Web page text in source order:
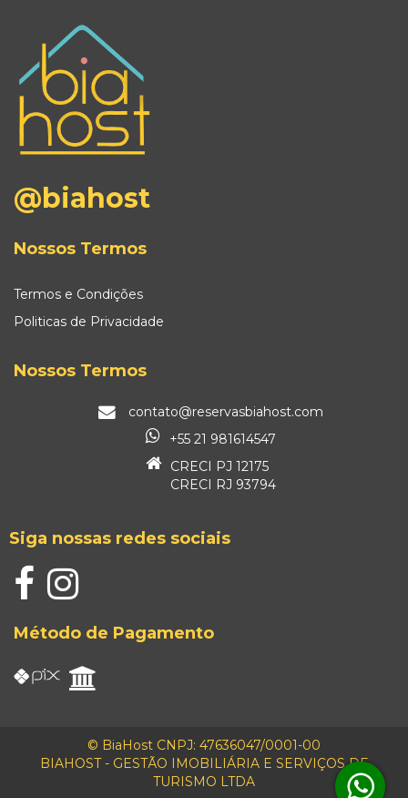
@biahost
Nossos Termos
Termos e Condições
Politicas de Privacidade
Nossos Termos
contato@reservasbiahost.com
+55 21 981614547
CRECI PJ 12175
CRECI RJ 93794
Siga nossas redes sociais
Método de Pagamento
© BiaHost CNPJ: 47636047/0001-00
BIAHOST - GESTÃO IMOBILIÁRIA E SERVIÇOS DE
TURISMO LTDA